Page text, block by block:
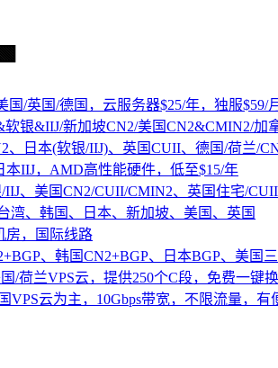
🟩
/英国/德国，云服务器$25/年，独服$59/月
软银&IIJ/新加坡CN2/美国CN2&CMIN2/加
、日本(软银/IIJ)、英国CUII、德国/荷兰/
IIJ，AMD高性能硬件，低至$15/年
IIJ、美国CN2/CUII/CMIN2、英国住宅/CUII
湾、韩国、日本、新加坡、美国、英国
房，国际线路
、韩国CN2+BGP、日本BGP、美国
/荷兰VPS云，提供250个C段，免费一键
VPS云为主，10Gbps带宽，不限流量，有